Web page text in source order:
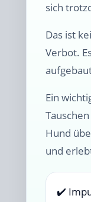
sich
Das ist
Verbot.
Ein
Hund
und
✔️